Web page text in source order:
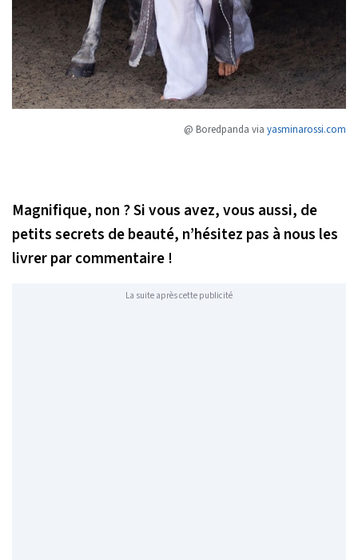
@ Boredpanda via yasminarossi.com
Magnifique, non ? Si vous avez, vous aussi, de
petits secrets de beauté, n’hésitez pas à nous les
livrer par commentaire !
La suite après cette publicité